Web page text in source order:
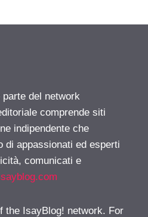
del network
comprende siti
indipendente che
di appassionati ed esperti
comunicati e
the IsayBlog! network. For